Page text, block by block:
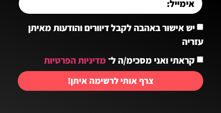
יש אישור באהבה לקבל דיוורים והודעות מאיתן
עזריה
קראתי ואני מסכימ/ה ל־ מדיניות הפרטיות
צרף אותי לרשימה איתן!